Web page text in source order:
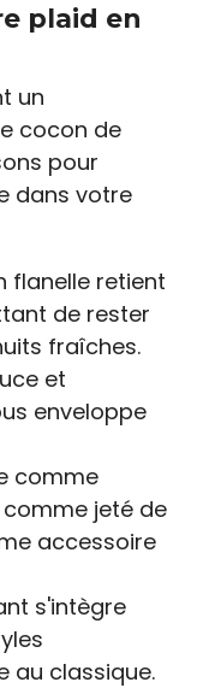
plaid en
un
cocon de
pour
dans votre
flanelle retient
de rester
fraîches.
et
enveloppe
comme
jeté de
accessoire
s'intègre
au classique.